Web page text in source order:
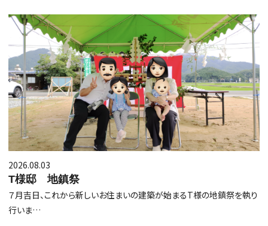
2026.08.03
T様邸 地鎮祭
７月吉日、これから新しいお住まいの建築が始まるT様の地鎮祭を執り
行いま…